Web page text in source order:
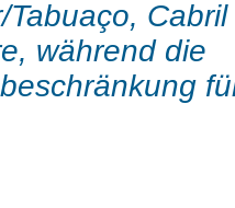
während die